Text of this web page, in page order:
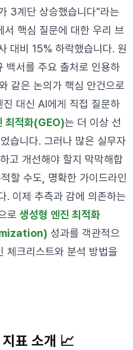
3계단 상승했습니다"라는
핵심 질문에 대한 우리 브
대비 15% 하락했습니다. 원
백서를 주요 출처로 인용하
같은 논의가 핵심 안건으로
대신 AI에게 직접 질문하
최적화(GEO)는 더 이상 선
습니다. 그러나 많은 실무자
고 개선해야 할지 막막해합
할 수도, 명확한 가이드라인
. 이제 추측과 감에 의존하는
로 생성형 엔진 최적화
성과를 객관적으
체크리스트와 분석 방법을
표 소개 📈